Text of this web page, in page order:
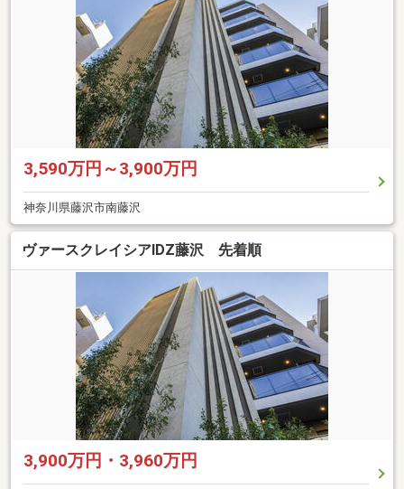
3,590万円～3,900万円
神奈川県藤沢市南藤沢
ヴァースクレイシアIDZ藤沢 先着順
3,900万円・3,960万円